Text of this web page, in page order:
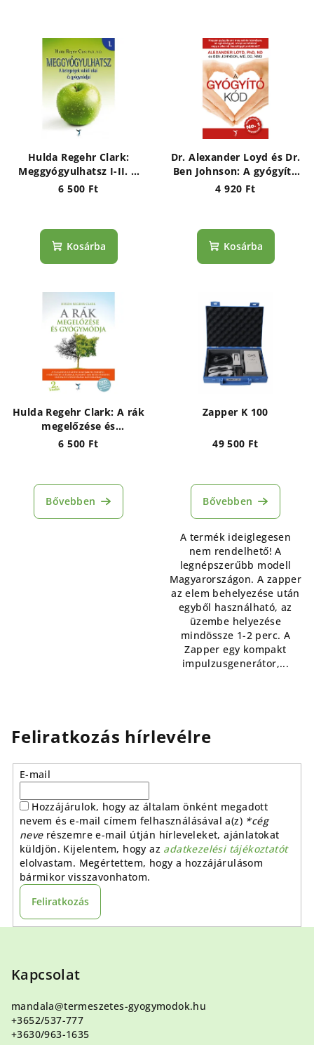
Hulda Regehr Clark:
Meggyógyulhatsz I-II. A
betegségek valódi okai és
6 500 Ft
Kosárba
Dr. Alexander Loyd és Dr.
Ben Johnson: A gyógyító
kód
4 920 Ft
Kosárba
Hulda Regehr Clark: A rák
megelőzése és
gyógymódja
6 500 Ft
Bővebben
Zapper K 100
49 500 Ft
Bővebben
A termék ideiglegesen
nem rendelhető! A
legnépszerűbb modell
Magyarországon. A zapper
az elem behelyezése után
egyből használható, az
üzembe helyezése
mindössze 1-2 perc. A
Zapper egy kompakt
impulzusgenerátor,...
Feliratkozás hírlevélre
E-mail
Hozzájárulok, hogy az általam önként megadott
nevem és e-mail címem felhasználásával a(z) *cég
neverészemre e-mail útján hírleveleket, ajánlatokat
küldjön. Kijelentem, hogy az adatkezelési tájékoztatót
elolvastam. Megértettem, hogy a hozzájárulásom
bármikor visszavonhatom.
Feliratkozás
Kapcsolat
mandala@termeszetes-gyogymodok.hu
+3652/537-777
+3630/963-1635